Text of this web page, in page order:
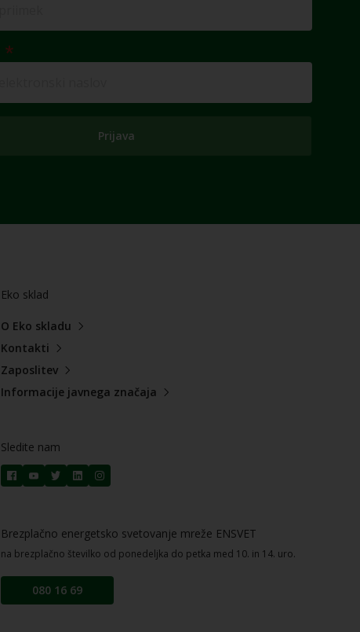
Prijava
Eko sklad
O Eko skladu
Kontakti
Zaposlitev
Informacije javnega značaja
Sledite nam
Brezplačno energetsko svetovanje mreže ENSVET
na brezplačno številko od ponedeljka do petka med 10. in 14. uro.
080 16 69